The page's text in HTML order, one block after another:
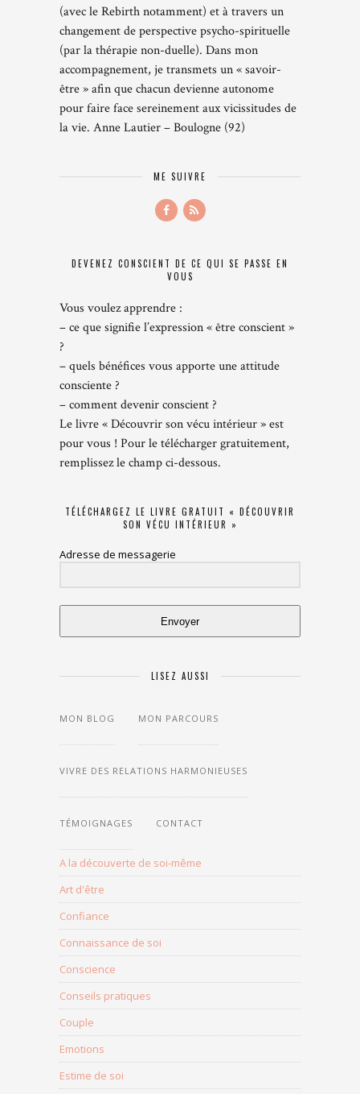
(avec le Rebirth notamment) et à travers un
changement de perspective psycho-spirituelle
(par la thérapie non-duelle). Dans mon
accompagnement, je transmets un « savoir-
être » afin que chacun devienne autonome
pour faire face sereinement aux vicissitudes de
la vie. Anne Lautier – Boulogne (92)
ME SUIVRE
DEVENEZ CONSCIENT DE CE QUI SE PASSE EN
VOUS
Vous voulez apprendre :
– ce que signifie l’expression « être conscient »
?
– quels bénéfices vous apporte une attitude
consciente ?
– comment devenir conscient ?
Le livre « Découvrir son vécu intérieur » est
pour vous ! Pour le télécharger gratuitement,
remplissez le champ ci-dessous.
TÉLÉCHARGEZ LE LIVRE GRATUIT « DÉCOUVRIR
SON VÉCU INTÉRIEUR »
Adresse de messagerie
Envoyer
LISEZ AUSSI
MON BLOG MON PARCOURS
VIVRE DES RELATIONS HARMONIEUSES
TÉMOIGNAGES CONTACT
A la découverte de soi-même
Art d'être
Confiance
Connaissance de soi
Conscience
Conseils pratiques
Couple
Emotions
Estime de soi